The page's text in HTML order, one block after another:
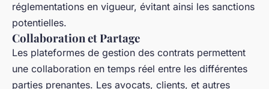
réglementations en vigueur, évitant ainsi les sanctions
potentielles.
Collaboration et Partage
Les plateformes de gestion des contrats permettent
une collaboration en temps réel entre les différentes
parties prenantes. Les avocats, clients, et autres